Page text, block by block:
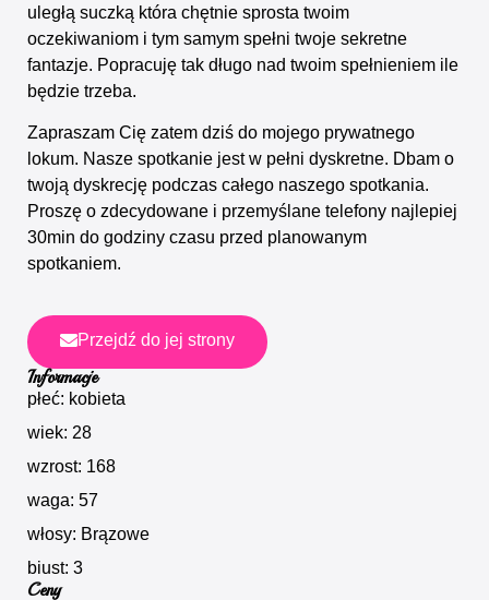
uległą suczką która chętnie sprosta twoim
oczekiwaniom i tym samym spełni twoje sekretne
fantazje. Popracuję tak długo nad twoim spełnieniem ile
będzie trzeba.
Zapraszam Cię zatem dziś do mojego prywatnego
lokum. Nasze spotkanie jest w pełni dyskretne. Dbam o
twoją dyskrecję podczas całego naszego spotkania.
Proszę o zdecydowane i przemyślane telefony najlepiej
30min do godziny czasu przed planowanym
spotkaniem.
Przejdź do jej strony
Informacje
płeć: kobieta
wiek: 28
wzrost: 168
waga: 57
włosy: Brązowe
biust: 3
Ceny